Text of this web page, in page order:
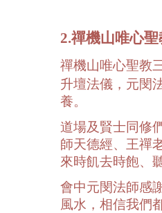
2.禪機山唯心
禪機山唯心聖教
升壇法儀，元閔
養。
道場及賢士同修
師天德經、王禪
來時飢去時飽、
會中元閔法師感
風水，相信我們